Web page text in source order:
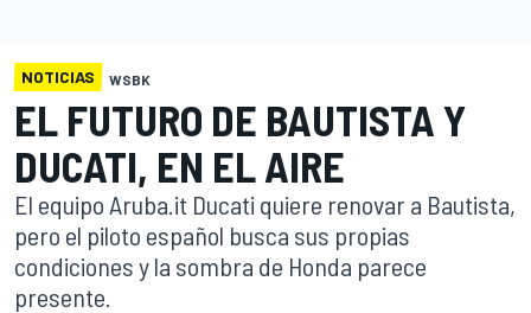
NOTICIAS WSBK
EL FUTURO DE BAUTISTA Y
DUCATI, EN EL AIRE
El equipo Aruba.it Ducati quiere renovar a Bautista,
pero el piloto español busca sus propias
condiciones y la sombra de Honda parece
presente.